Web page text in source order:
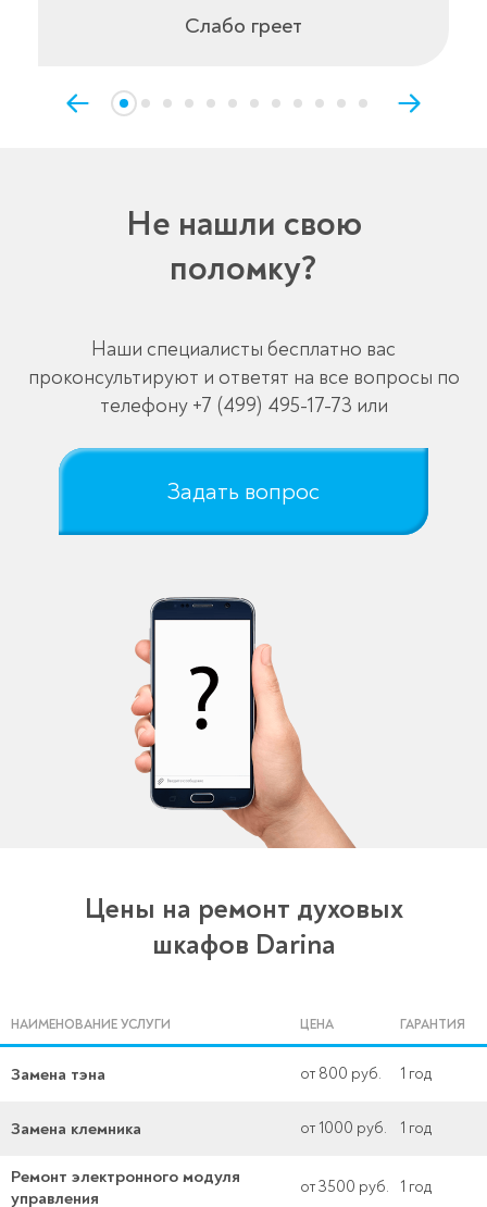
Слабо греет
Не нашли свою
поломку?
Наши специалисты бесплатно вас
проконсультируют и ответят на все вопросы по
телефону +7 (499) 495-17-73 или
Задать вопрос
Цены на ремонт духовых
шкафов Darina
НАИМЕНОВАНИЕ УСЛУГИ ЦЕНА ГАРАНТИЯ
Замена тэна от 800 руб. 1 год
Замена клемника от 1000 руб. 1 год
Ремонт электронного модуля
управления
от 3500 руб. 1 год